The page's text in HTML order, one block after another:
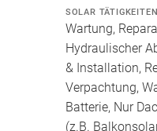
SOLAR TÄTIGKEITEN
Wartung,
Hydraulischer
& Installation,
Verpachtung,
Batterie, Nur
(z.B.